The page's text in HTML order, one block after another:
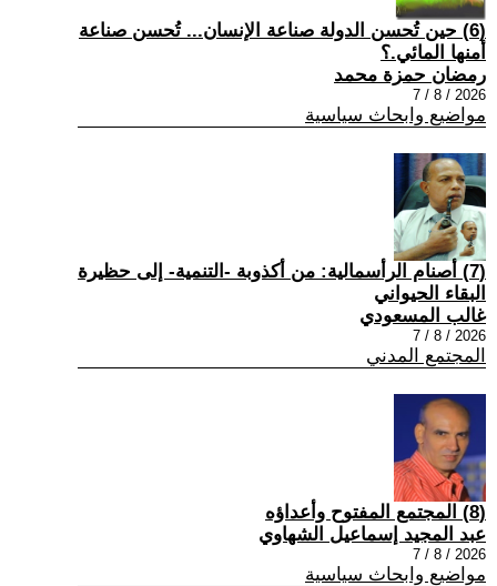
(6) حين تُحسن الدولة صناعة الإنسان... تُحسن صناعة
أمنها المائي.؟
رمضان حمزة محمد
2026 / 8 / 7
مواضيع وابحاث سياسية
(7) أصنام الرأسمالية: من أكذوبة -التنمية- إلى حظيرة
البقاء الحيواني
غالب المسعودي
2026 / 8 / 7
المجتمع المدني
(8) المجتمع المفتوح وأعداؤه
عبد المجيد إسماعيل الشهاوي
2026 / 8 / 7
مواضيع وابحاث سياسية